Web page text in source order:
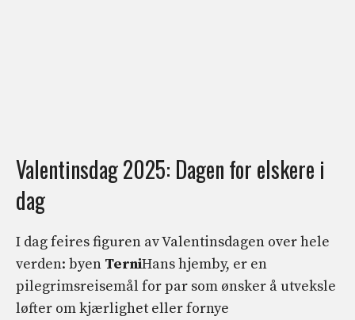
Valentinsdag 2025: Dagen for elskere i
dag
I dag feires figuren av Valentinsdagen over hele
verden: byen TerniHans hjemby, er en
pilegrimsreisemål for par som ønsker å utveksle
løfter om kjærlighet eller fornye